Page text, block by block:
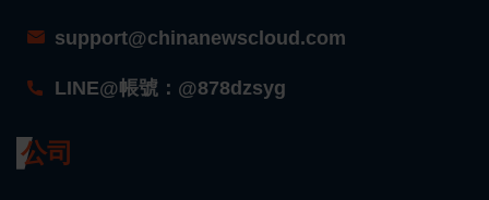
support@chinanewscloud.com
LINE@帳號：@878dzsyg
公司